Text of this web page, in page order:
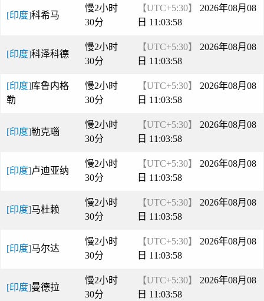
[印度]科希马
慢2小时
30分
【UTC+5:30】
2026年08月08
日 11:03:58
[印度]科泽科德
慢2小时
30分
【UTC+5:30】
2026年08月08
日 11:03:58
[印度]库鲁内格
勒
慢2小时
30分
【UTC+5:30】
2026年08月08
日 11:03:58
[印度]勒克瑙
慢2小时
30分
【UTC+5:30】
2026年08月08
日 11:03:58
[印度]卢迪亚纳
慢2小时
30分
【UTC+5:30】
2026年08月08
日 11:03:58
[印度]马杜赖
慢2小时
30分
【UTC+5:30】
2026年08月08
日 11:03:58
[印度]马尔达
慢2小时
30分
【UTC+5:30】
2026年08月08
日 11:03:58
[印度]曼德拉
慢2小时
30分
【UTC+5:30】
2026年08月08
日 11:03:58